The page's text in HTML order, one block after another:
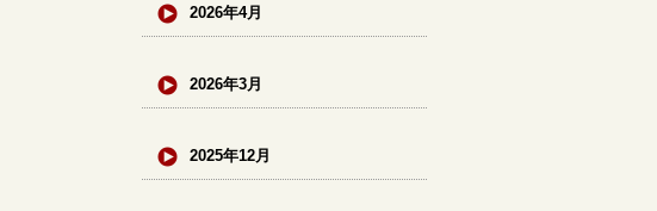
2026年4月
2026年3月
2025年12月